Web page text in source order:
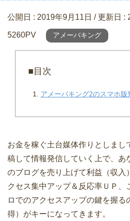
公開日 : 2019年9月11日 / 更新日 :
5260PV アメーバキング
■目次
アメーバキング2のスマホ版
お金を稼ぐ土台媒体作りとしまし
稿して情報発信していく上で、あ
のブログを売り上げて利益（収入
クセス集中アップ＆反応率ＵＰ、
ロでのアクセスアップの鍵を握る
得）がキーになってきます。